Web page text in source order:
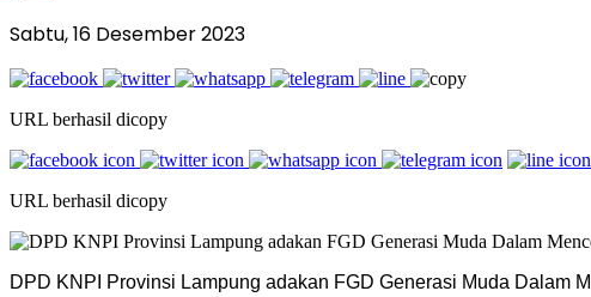
Sabtu, 16 Desember 2023
URL berhasil dicopy
URL berhasil dicopy
DPD KNPI Provinsi Lampung adakan FGD Generasi Muda Dalam